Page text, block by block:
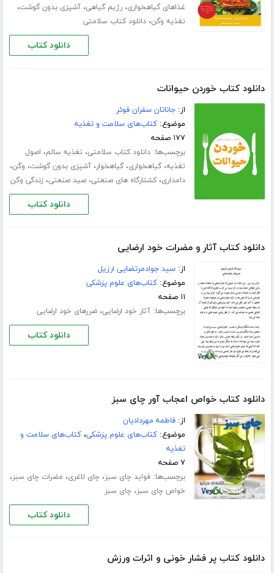
غذاهای گیاهخواری،رژیم گیاهی،آشپزی بدون گوشت،
تغذیه وگن،دانلود کتاب سلامتی
دانلود کتاب
دانلود کتاب خوردن حیوانات
از:جاناتان سفران فوئر
موضوع:کتاب‌های سلامت و تغذیه
۱۷۷ صفحه
برچسب‌ها:دانلود کتاب سلامتی، تغذیه سالم، اصول
تغذیه،گیاهخواری،گیاهخوار،آشپزی بدون گوشت، وگن،
دامداری،کشتارگاه های صنعتی،صید صنعتی، زندگی وگن
دانلود کتاب
دانلود کتاب آثار و مضرات خود ارضایی
از:سید جوادمرتضایی ارزیل
موضوع:کتاب‌های علوم پزشکی
۱۱ صفحه
برچسب‌ها:آثار خود ارضایی،ضررهای خود ارضایی
دانلود کتاب
دانلود کتاب خواص اعجاب آور چای سبز
از:فاطمه مهردادیان
موضوع:کتاب‌های علوم پزشکی،کتاب‌های سلامت و
تغذیه
۷ صفحه
برچسب‌ها: فواید چای سبز، چای لاغری، مضرات چای سبز،
خواص چای سبز، چای سبز
دانلود کتاب
دانلود کتاب پر فشار خونی و اثرات ورزش